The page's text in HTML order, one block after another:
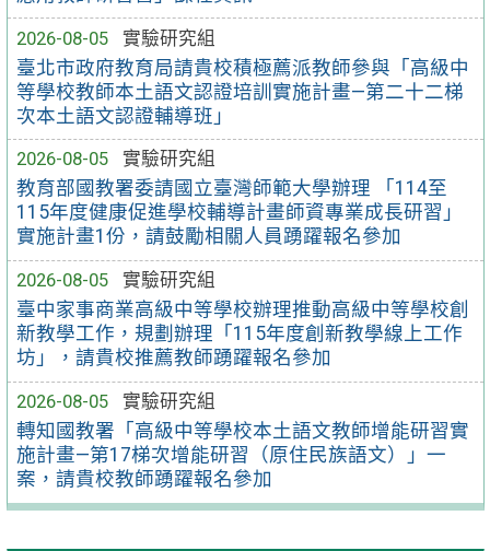
2026-08-05
實驗研究組
臺北市政府教育局請貴校積極薦派教師參與「高級中
等學校教師本土語文認證培訓實施計畫—第二十二梯
次本土語文認證輔導班」
2026-08-05
實驗研究組
教育部國教署委請國立臺灣師範大學辦理 「114至
115年度健康促進學校輔導計畫師資專業成長研習」
實施計畫1份，請鼓勵相關人員踴躍報名參加
2026-08-05
實驗研究組
臺中家事商業高級中等學校辦理推動高級中等學校創
新教學工作，規劃辦理「115年度創新教學線上工作
坊」，請貴校推薦教師踴躍報名參加
2026-08-05
實驗研究組
轉知國教署「高級中等學校本土語文教師增能研習實
施計畫—第17梯次增能研習（原住民族語文）」一
案，請貴校教師踴躍報名參加